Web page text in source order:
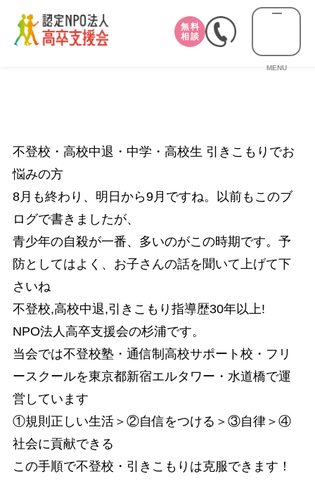
無料
相談
MENU
不登校・高校中退・中学・高校生 引きこもりでお
悩みの方
8月も終わり、明日から9月ですね。以前もこのブ
ログで書きましたが、
青少年の自殺が一番、多いのがこの時期です。予
防としてはよく、お子さんの話を聞いて上げて下
さいね
不登校,高校中退,引きこもり指導歴30年以上!
NPO法人高卒支援会の杉浦です。
当会では不登校塾・通信制高校サポート校・フリ
ースクールを東京都新宿エルタワー・水道橋で運
営しています
①規則正しい生活＞②自信をつける＞③自律＞④
社会に貢献できる
この手順で不登校・引きこもりは克服できます！